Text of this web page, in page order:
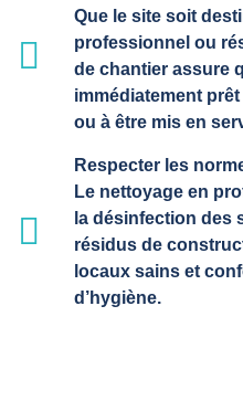
Que le site soit
professionnel ou
de chantier assure
immédiatement
ou à être mis en
Respecter les
Le nettoyage en
la désinfection des
résidus de
locaux sains et
d’hygiène.